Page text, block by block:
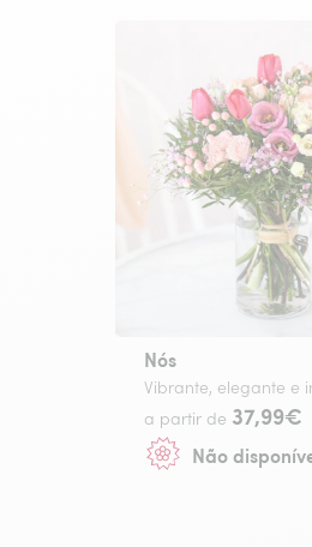
Nós
Vibrante, elegante e
a partir de 37,99€
Não